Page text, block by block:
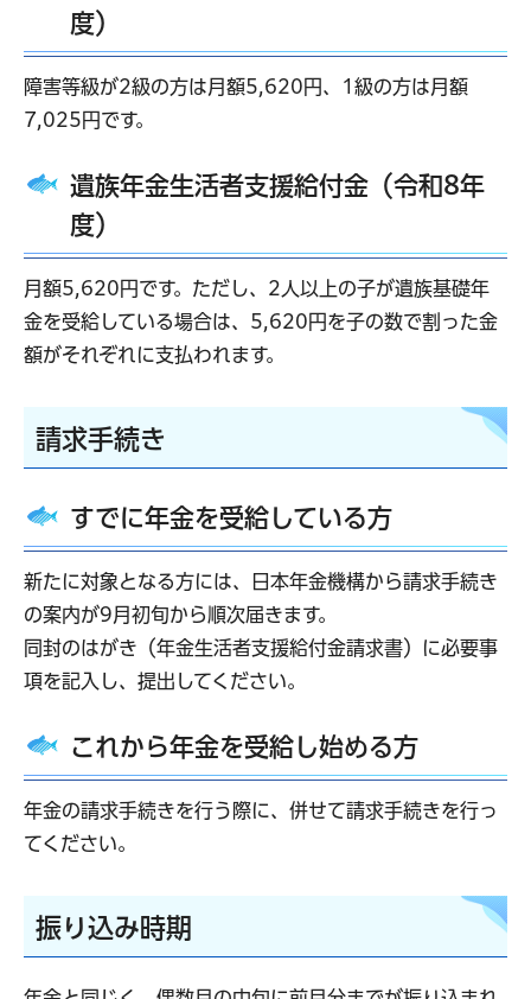
度）
障害等級が2級の方は月額5,620円、1級の方は月額
7,025円です。
遺族年金生活者支援給付金（令和8年
度）
月額5,620円です。ただし、2人以上の子が遺族基礎年
金を受給している場合は、5,620円を子の数で割った金
額がそれぞれに支払われます。
請求手続き
すでに年金を受給している方
新たに対象となる方には、日本年金機構から請求手続き
の案内が9月初旬から順次届きます。
同封のはがき（年金生活者支援給付金請求書）に必要事
項を記入し、提出してください。
これから年金を受給し始める方
年金の請求手続きを行う際に、併せて請求手続きを行っ
てください。
振り込み時期